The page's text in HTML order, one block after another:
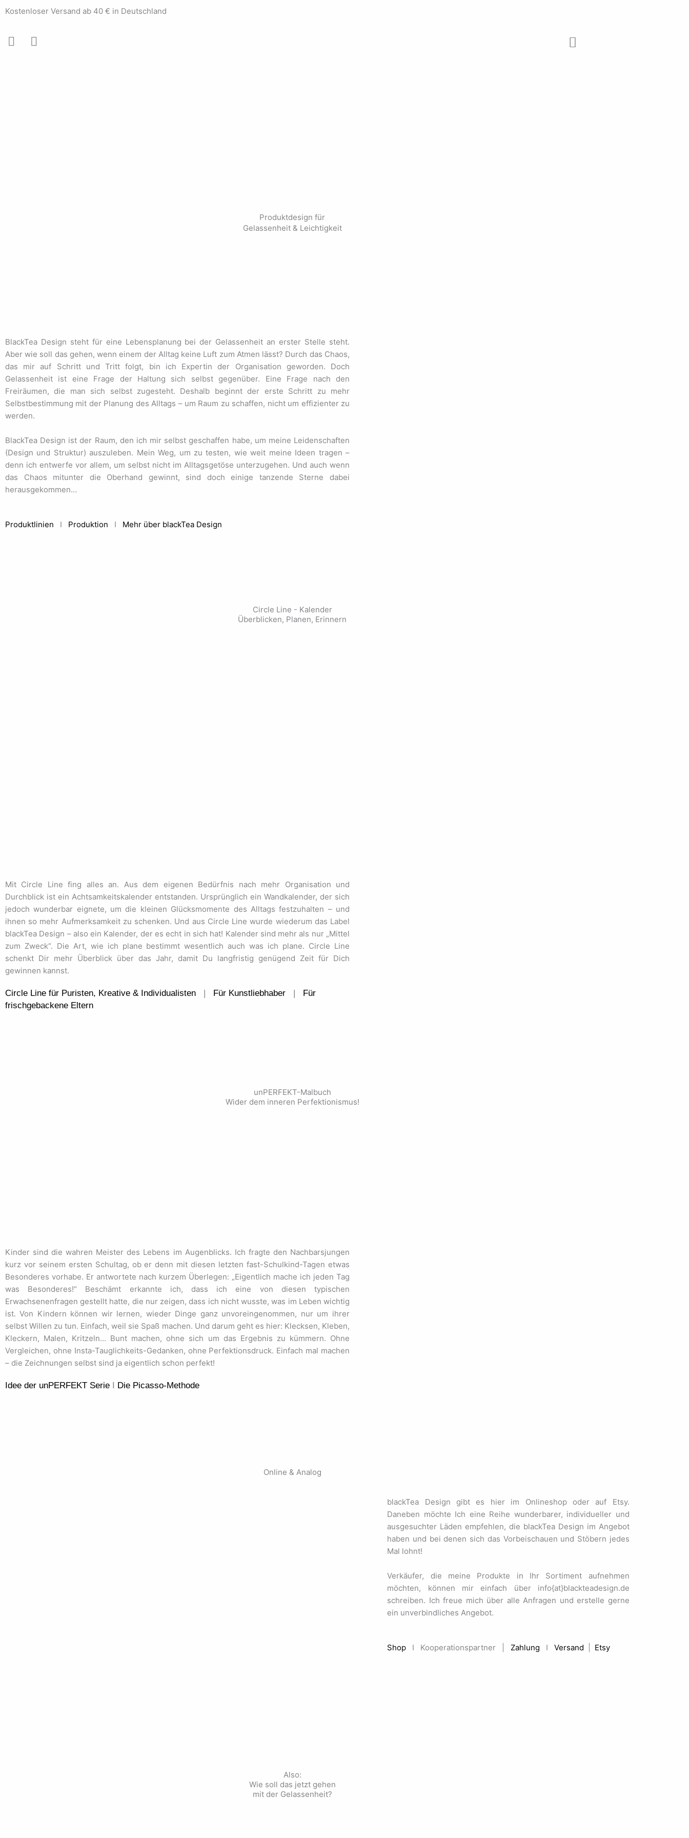
Kostenloser Versand ab 40 € in Deutschland
Produktdesign für
Gelassenheit & Leichtigkeit
BlackTea Design steht für eine Lebensplanung bei der Gelassenheit an erster Stelle steht.
Aber wie soll das gehen, wenn einem der Alltag keine Luft zum Atmen lässt? Durch das Chaos,
das mir auf Schritt und Tritt folgt, bin ich Expertin der Organisation geworden. Doch
Gelassenheit ist eine Frage der Haltung sich selbst gegenüber. Eine Frage nach den
Freiräumen, die man sich selbst zugesteht. Deshalb beginnt der erste Schritt zu mehr
Selbstbestimmung mit der Planung des Alltags – um Raum zu schaffen, nicht um effizienter zu
werden.
BlackTea Design ist der Raum, den ich mir selbst geschaffen habe, um meine Leidenschaften
(Design und Struktur) auszuleben. Mein Weg, um zu testen, wie weit meine Ideen tragen –
denn ich entwerfe vor allem, um selbst nicht im Alltagsgetöse unterzugehen. Und auch wenn
das Chaos mitunter die Oberhand gewinnt, sind doch einige tanzende Sterne dabei
herausgekommen…
Produktlinien I Produktion I Mehr über blackTea Design
Circle Line - Kalender
Überblicken, Planen, Erinnern
Mit Circle Line fing alles an. Aus dem eigenen Bedürfnis nach mehr Organisation und
Durchblick ist ein Achtsamkeitskalender entstanden. Ursprünglich ein Wandkalender, der sich
jedoch wunderbar eignete, um die kleinen Glücksmomente des Alltags festzuhalten – und
ihnen so mehr Aufmerksamkeit zu schenken. Und aus Circle Line wurde wiederum das Label
blackTea Design – also ein Kalender, der es echt in sich hat! Kalender sind mehr als nur „Mittel
zum Zweck“. Die Art, wie ich plane bestimmt wesentlich auch was ich plane. Circle Line
schenkt Dir mehr Überblick über das Jahr, damit Du langfristig genügend Zeit für Dich
gewinnen kannst.
Circle Line für Puristen, Kreative & Individualisten | Für Kunstliebhaber | Für
frischgebackene Eltern
unPERFEKT-Malbuch
Wider dem inneren Perfektionismus!
Kinder sind die wahren Meister des Lebens im Augenblicks. Ich fragte den Nachbarsjungen
kurz vor seinem ersten Schultag, ob er denn mit diesen letzten fast-Schulkind-Tagen etwas
Besonderes vorhabe. Er antwortete nach kurzem Überlegen: „Eigentlich mache ich jeden Tag
was Besonderes!“ Beschämt erkannte ich, dass ich eine von diesen typischen
Erwachsenenfragen gestellt hatte, die nur zeigen, dass ich nicht wusste, was im Leben wichtig
ist. Von Kindern können wir lernen, wieder Dinge ganz unvoreingenommen, nur um ihrer
selbst Willen zu tun. Einfach, weil sie Spaß machen. Und darum geht es hier: Klecksen, Kleben,
Kleckern, Malen, Kritzeln… Bunt machen, ohne sich um das Ergebnis zu kümmern. Ohne
Vergleichen, ohne Insta-Tauglichkeits-Gedanken, ohne Perfektionsdruck. Einfach mal machen
– die Zeichnungen selbst sind ja eigentlich schon perfekt!
Idee der unPERFEKT Serie I Die Picasso-Methode
Online & Analog
blackTea Design gibt es hier im Onlineshop oder auf Etsy.
Daneben möchte Ich eine Reihe wunderbarer, individueller und
ausgesuchter Läden empfehlen, die blackTea Design im Angebot
haben und bei denen sich das Vorbeischauen und Stöbern jedes
Mal lohnt!
Verkäufer, die meine Produkte in Ihr Sortiment aufnehmen
möchten, können mir einfach über info{at}blackteadesign.de
schreiben. Ich freue mich über alle Anfragen und erstelle gerne
ein unverbindliches Angebot.
Shop I Kooperationspartner |Zahlung IVersand Etsy
Also:
Wie soll das jetzt gehen
mit der Gelassenheit?